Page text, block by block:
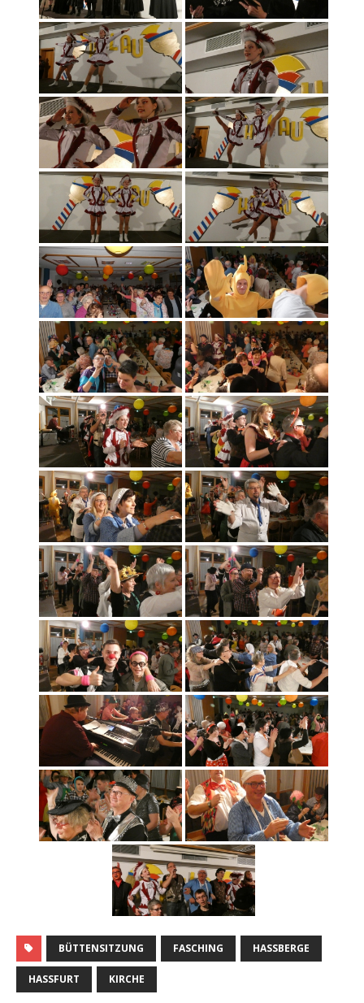
BÜTTENSITZUNG FASCHING HASSBERGE
HASSFURT KIRCHE